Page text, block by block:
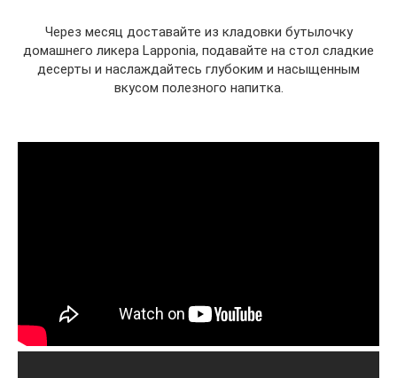
Через месяц доставайте из кладовки бутылочку
домашнего ликера Lapponia, подавайте на стол сладкие
десерты и наслаждайтесь глубоким и насыщенным
вкусом полезного напитка.